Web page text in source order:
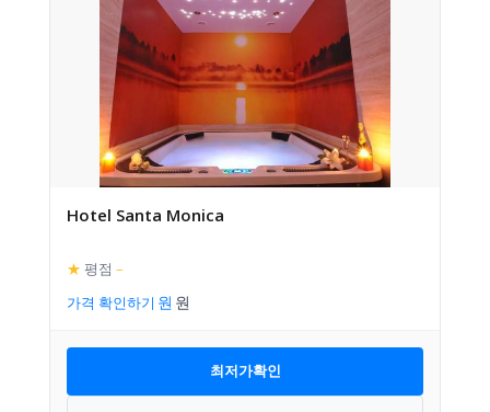
Hotel Santa Monica
★ 평점 –
가격 확인하기
최저가확인